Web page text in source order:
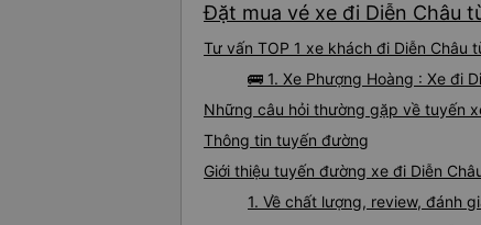
Đặt mua vé xe đi Diễn Châu
Tư vấn TOP 1 xe khách đi Diễn
🚌 1. Xe Phượng Hoàng : Xe đi
Những câu hỏi thường gặp về tuyến
Thông tin tuyến đường
Giới thiệu tuyến đường xe đi Diễn
1. Về chất lượng, review, đánh